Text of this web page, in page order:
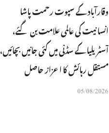
وقارآباد کے سپوت رحمت پاشا
انسانیت کی عالمی علامت بن گئے،
آسٹریلیا کے سڈنی میں کئی جانیں بچائیں،
مستقل رہائش کا اعزاز حاصل
05/08/2026